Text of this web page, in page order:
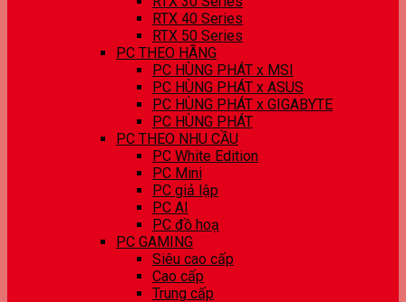
RTX 40 Series
RTX 50 Series
PC THEO HÃNG
PC HÙNG PHÁT x MSI
PC HÙNG PHÁT x ASUS
PC HÙNG PHÁT x GIGABYTE
PC HÙNG PHÁT
PC THEO NHU CẦU
PC White Edition
PC Mini
PC giả lập
PC AI
PC đồ hoạ
PC GAMING
Siêu cao cấp
Cao cấp
Trung cấp